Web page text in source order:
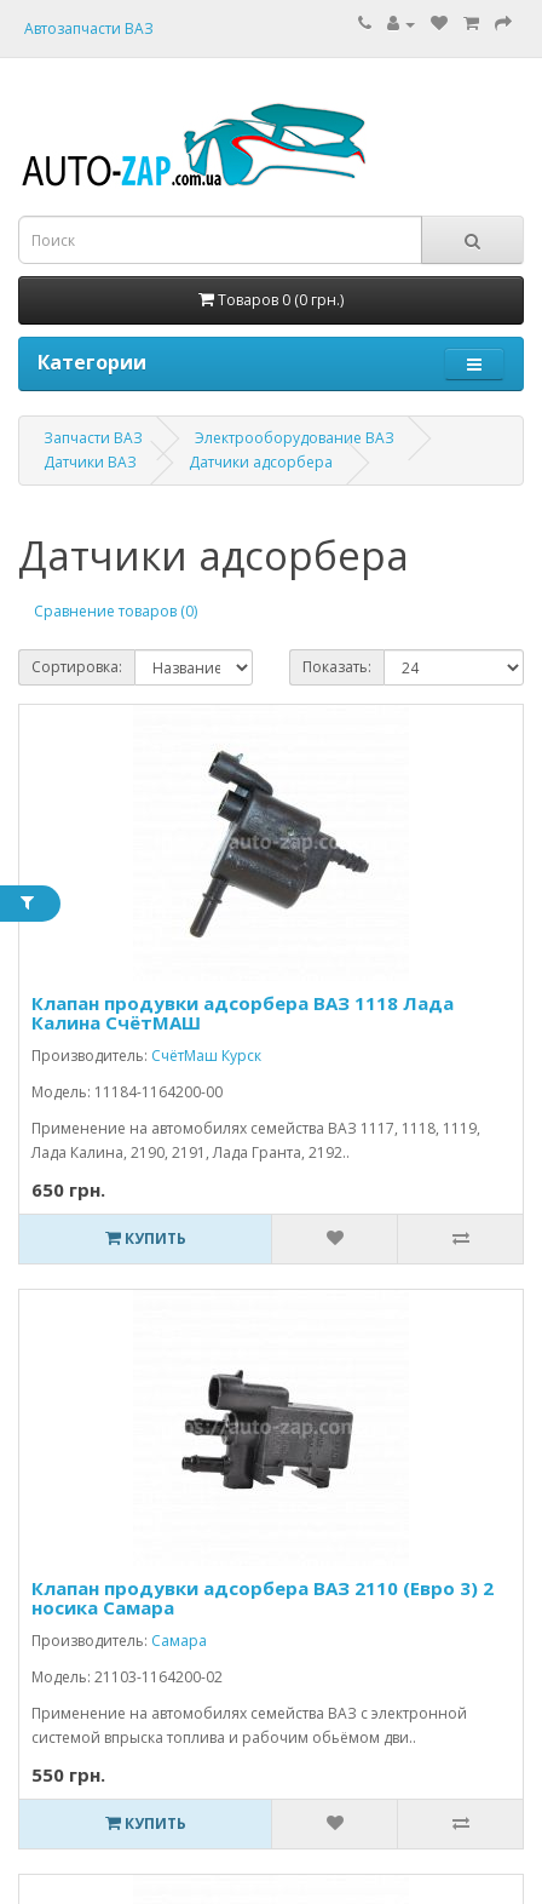
Автозапчасти ВАЗ
Товаров 0 (0 грн.)
Категории
Запчасти ВАЗ
Электрооборудование ВАЗ
Датчики ВАЗ
Датчики адсорбера
Датчики адсорбера
Сравнение товаров (0)
Сортировка: Показать:
Клапан продувки адсорбера ВАЗ 1118 Лада
Калина СчётМАШ
Производитель: СчётМаш Курск
Модель: 11184-1164200-00
Применение на автомобилях семейства ВАЗ 1117, 1118, 1119,
Лада Калина, 2190, 2191, Лада Гранта, 2192..
650 грн.
КУПИТЬ
Клапан продувки адсорбера ВАЗ 2110 (Евро 3) 2
носика Самара
Производитель: Самара
Модель: 21103-1164200-02
Применение на автомобилях семейства ВАЗ с электронной
системой впрыска топлива и рабочим обьёмом дви..
550 грн.
КУПИТЬ